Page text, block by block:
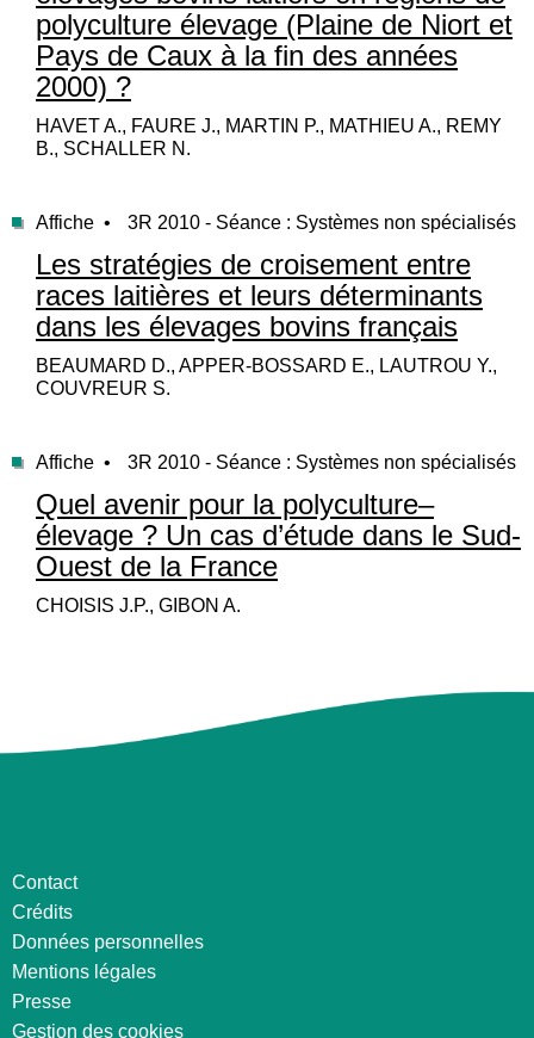
polyculture élevage (Plaine de Niort et
Pays de Caux à la fin des années
2000) ?
HAVET A., FAURE J., MARTIN P., MATHIEU A., REMY
B., SCHALLER N.
Affiche • 3R 2010 - Séance : Systèmes non spécialisés
Les stratégies de croisement entre
races laitières et leurs déterminants
dans les élevages bovins français
BEAUMARD D., APPER-BOSSARD E., LAUTROU Y.,
COUVREUR S.
Affiche • 3R 2010 - Séance : Systèmes non spécialisés
Quel avenir pour la polyculture–
élevage ? Un cas d’étude dans le Sud-
Ouest de la France
CHOISIS J.P., GIBON A.
Contact
Crédits
Données personnelles
Mentions légales
Presse
Gestion des cookies